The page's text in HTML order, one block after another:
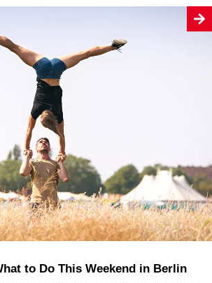
to Do This Weekend in Berlin